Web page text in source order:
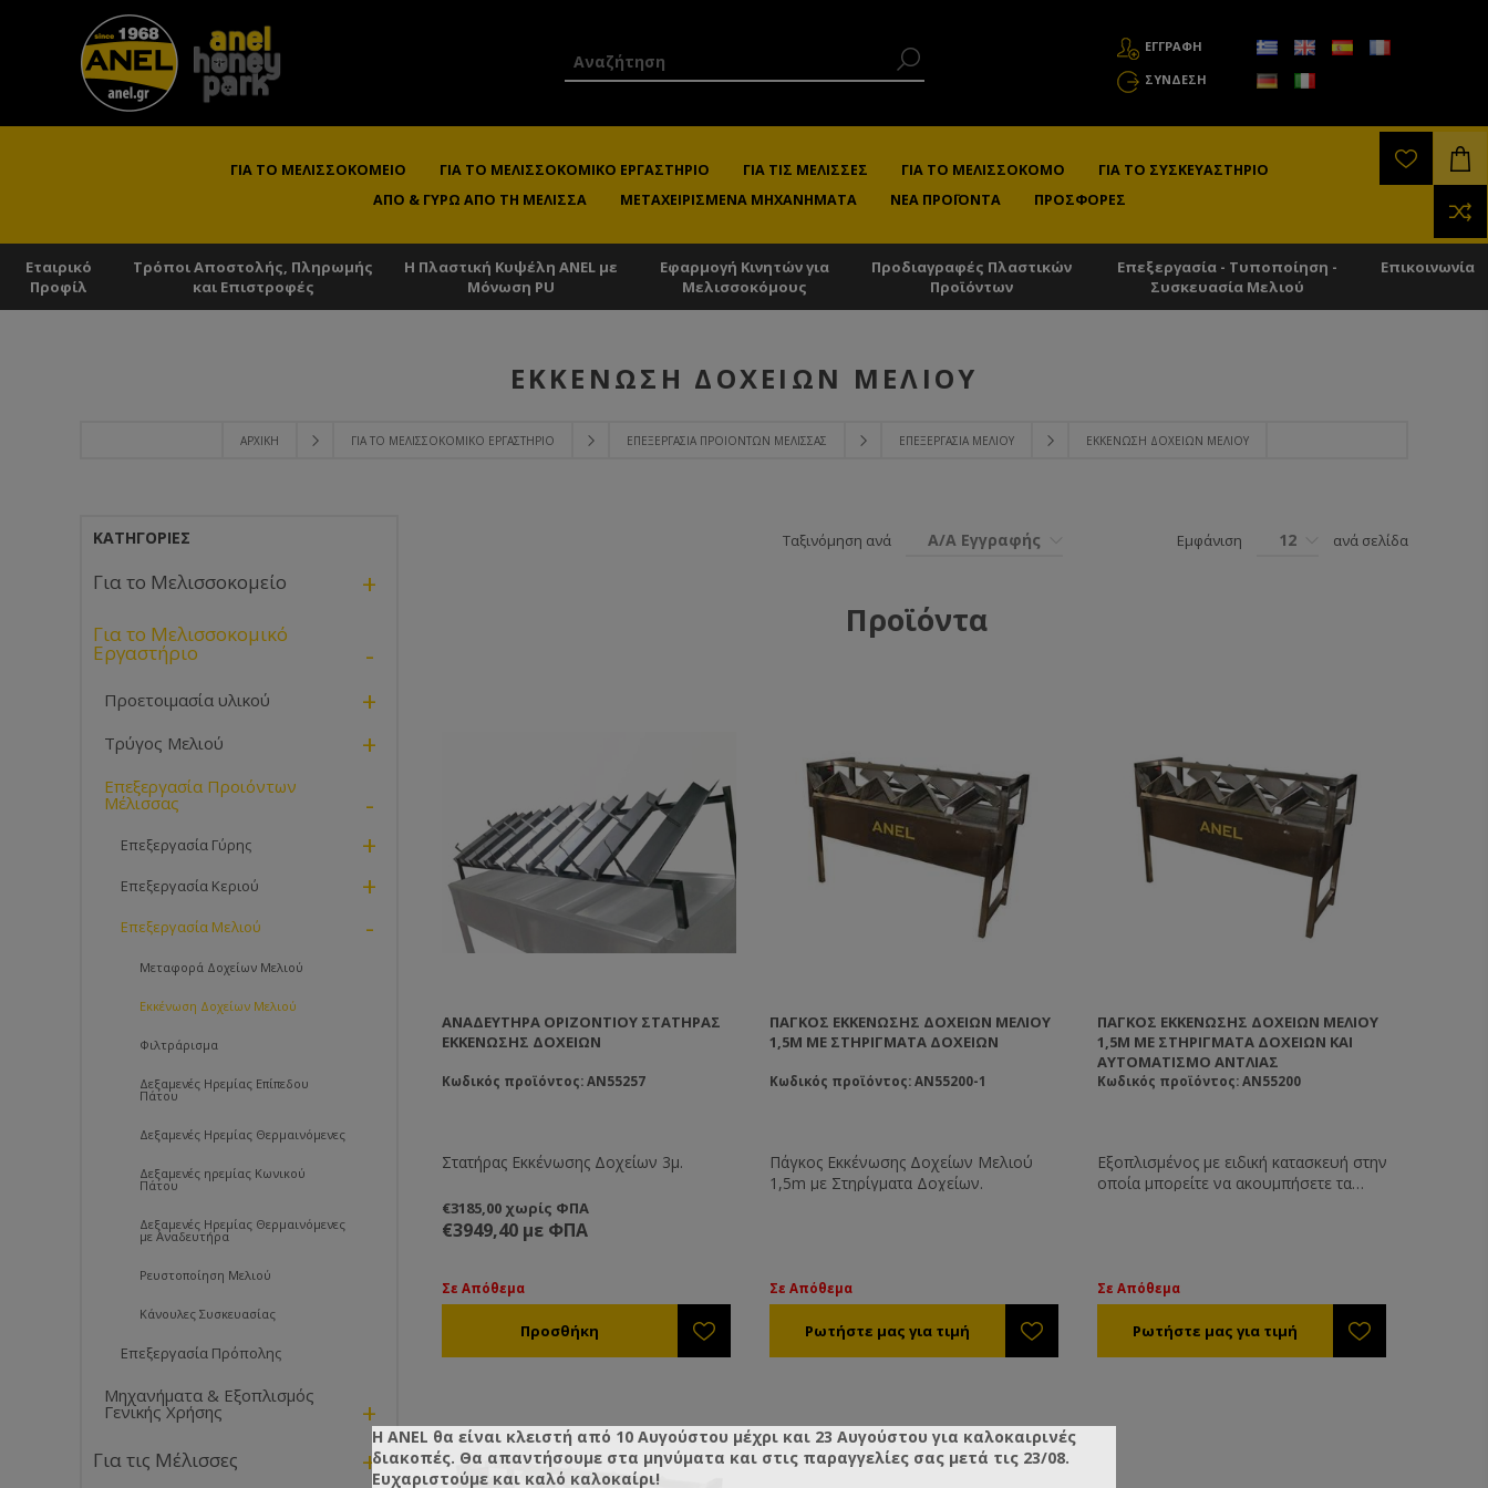
ΕΓΓΡΑΦΗ
ΣΎΝΔΕΣΗ
ΓΙΑ ΤΟ ΜΕΛΙΣΣΟΚΟΜΕΊΟ ΓΙΑ ΤΟ ΜΕΛΙΣΣΟΚΟΜΙΚΌ ΕΡΓΑΣΤΉΡΙΟ ΓΙΑ ΤΙΣ ΜΈΛΙΣΣΕΣ ΓΙΑ ΤΟ ΜΕΛΙΣΣΟΚΌΜΟ
ΓΙΑ ΤΟ ΣΥΣΚΕΥΑΣΤΉΡΙΟ
ΑΠΌ & ΓΎΡΩ ΑΠΌ ΤΗ ΜΈΛΙΣΣΑ
ΜΕΤΑΧΕΙΡΙΣΜΈΝΑ ΜΗΧΑΝΉΜΑΤΑ ΝΈΑ ΠΡΟΪΌΝΤΑ ΠΡΟΣΦΟΡΈΣ
Εταιρικό
Προφίλ
Τρόποι Αποστολής, Πληρωμής
και Επιστροφές
Η Πλαστική Κυψέλη ANEL με
Μόνωση PU
Εφαρμογή Κινητών για
Μελισσοκόμους
Προδιαγραφές Πλαστικών
Προϊόντων
Επεξεργασία - Τυποποίηση -
Συσκευασία Μελιού
Επικοινωνία
ΑΡΧΙΚΉ ΓΙΑ ΤΟ ΜΕΛΙΣΣΟΚΟΜΙΚΌ ΕΡΓΑΣΤΉΡΙΟ ΕΠΕΞΕΡΓΑΣΊΑ ΠΡΟΙΌΝΤΩΝ ΜΈΛΙΣΣΑΣ ΕΠΕΞΕΡΓΑΣΊΑ ΜΕΛΙΟΎ ΕΚΚΈΝΩΣΗ ΔΟΧΕΊΩΝ ΜΕΛΙΟΎ
ΕΚΚΈΝΩΣΗ ΔΟΧΕΊΩΝ ΜΕΛΙΟΎ
Ταξινόμηση ανά Α/Α Εγγραφής Εμφάνιση 12 ανά σελίδα
Προϊόντα
ΑΝΑΔΕΥΤΗΡΑ ΟΡΙΖΟΝΤΙΟΥ ΣΤΑΤΉΡΑΣ
ΕΚΚΈΝΩΣΗΣ ΔΟΧΕΊΩΝ
Κωδικός προϊόντος: AN55257
Στατήρας Εκκένωσης Δοχείων 3μ.
€3185,00 χωρίς ΦΠΑ
€3949,40 με ΦΠΑ
Σε Απόθεμα
ΠΆΓΚΟΣ ΕΚΚΈΝΩΣΗΣ ΔΟΧΕΊΩΝ ΜΕΛΙΟΎ
1,5M ΜΕ ΣΤΗΡΊΓΜΑΤΑ ΔΟΧΕΊΩΝ
Κωδικός προϊόντος: AN55200-1
Πάγκος Eκκένωσης Δοχείων Μελιού
1,5m με Στηρίγματα Δοχείων.
Σε Απόθεμα
ΠΆΓΚΟΣ ΕΚΚΈΝΩΣΗΣ ΔΟΧΕΊΩΝ ΜΕΛΙΟΎ
1,5M ΜΕ ΣΤΗΡΊΓΜΑΤΑ ΔΟΧΕΊΩΝ ΚΑΙ
ΑΥΤΟΜΑΤΙΣΜΌ ΑΝΤΛΊΑΣ
Κωδικός προϊόντος: AN55200
Εξοπλισμένος με ειδική κατασκευή στην
οποία μπορείτε να ακουμπήσετε τα
προστατευτεί η αντλία. Από ανοξείδωτο
χάλυβα.
Σε Απόθεμα
ΚΑΤΗΓΟΡΊΕΣ
Για το Μελισσοκομείο +
Για το Μελισσοκομικό
Εργαστήριο -
Προετοιμασία υλικού +
Τρύγος Μελιού +
Επεξεργασία Προιόντων
Μέλισσας -
Επεξεργασία Γύρης +
Επεξεργασία Κεριού +
Επεξεργασία Μελιού -
Μεταφορά Δοχείων Μελιού
Εκκένωση Δοχείων Μελιού
Φιλτράρισμα
Δεξαμενές Ηρεμίας Επίπεδου
Πάτου
Δεξαμενές Ηρεμίας Θερμαινόμενες
Δεξαμενές ηρεμίας Κωνικού
Πάτου
Δεξαμενές Ηρεμίας Θερμαινόμενες
με Αναδευτήρα
Ρευστοποίηση Μελιού
Κάνουλες Συσκευασίας
Επεξεργασία Πρόπολης
Μηχανήματα & Εξοπλισμός
Γενικής Χρήσης +
Για τις Μέλισσες +
Η ANEL θα είναι κλειστή από 10 Αυγούστου μέχρι και 23 Αυγούστου για καλοκαιρινές
διακοπές. Θα απαντήσουμε στα μηνύματα και στις παραγγελίες σας μετά τις 23/08.
Ευχαριστούμε και καλό καλοκαίρι!